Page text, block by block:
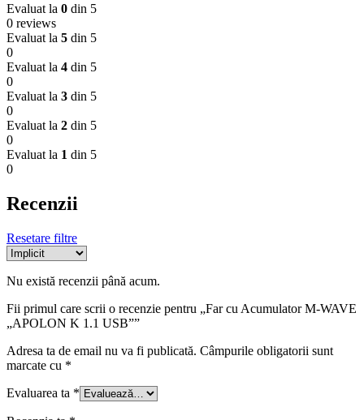
Evaluat la 0 din 5
0 reviews
Evaluat la 5 din 5
0
Evaluat la 4 din 5
0
Evaluat la 3 din 5
0
Evaluat la 2 din 5
0
Evaluat la 1 din 5
0
Recenzii
Resetare filtre
Nu există recenzii până acum.
Fii primul care scrii o recenzie pentru „Far cu Acumulator M-WAVE
„APOLON K 1.1 USB””
Adresa ta de email nu va fi publicată. Câmpurile obligatorii sunt
marcate cu *
Evaluarea ta *